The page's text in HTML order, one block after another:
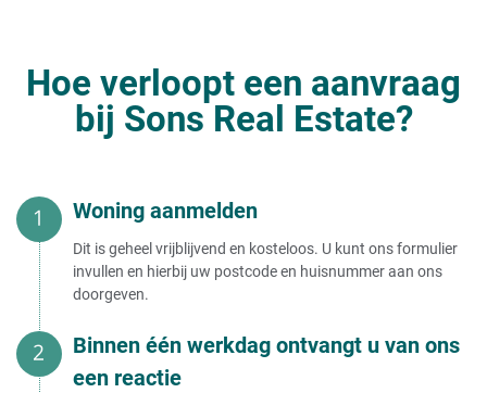
Executieverkoop huis door bank
Huis verkopen aan
Huis verkopen aan belegger
Huis verkopen aan bekende
Huis verkopen aan huizenhandelaar
Huis verkopen aan de bank
Huis verkopen aan gemeente
Huis verkopen aan investeerder
Huis verkopen aan makelaar
Huis verkopen aan opkoper
Huis verkopen van
Huis verkopen van moeder in
Huis verkopen van ouders in
verpleeghuis
Huis verkopen van overleden
ouders
Hoe verloopt een aanvraag
bij Sons Real Estate?
Woning aanmelden
Dit is geheel vrijblijvend en kosteloos. U kunt ons formulier
invullen en hierbij uw postcode en huisnummer aan ons
doorgeven.
Binnen één werkdag ontvangt u van ons
een reactie